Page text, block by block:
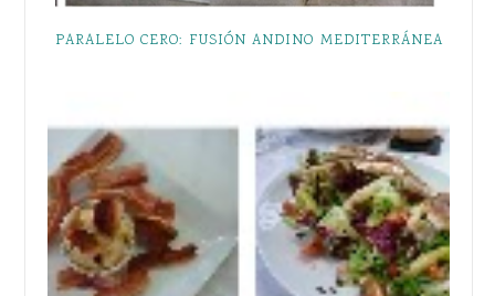
PARALELO CERO: FUSIÓN ANDINO MEDITERRÁNEA